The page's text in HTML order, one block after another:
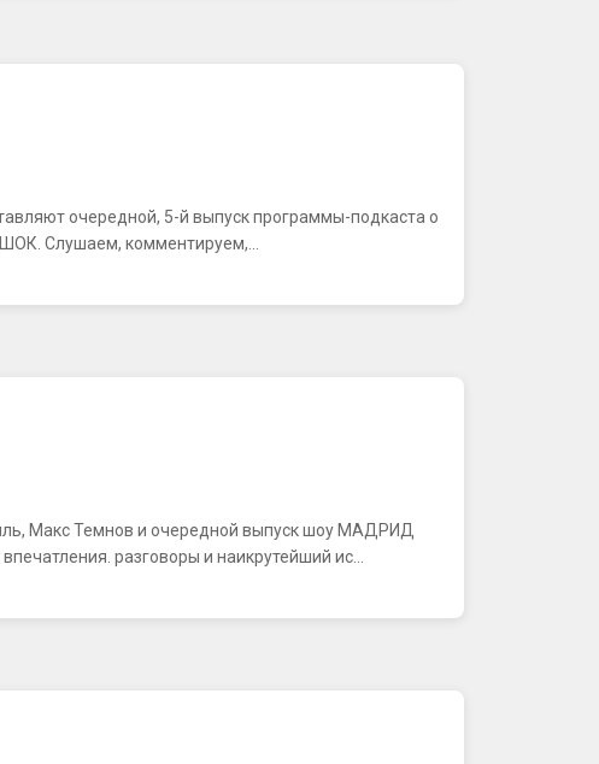
очередной, 5-й выпуск программы-подкаста о
Слушаем, комментируем,...
Макс Темнов и очередной выпуск шоу МАДРИД
разговоры и наикрутейший ис...